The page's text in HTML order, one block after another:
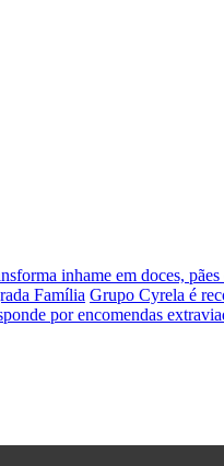
inhame em doces,
Família Grupo Cyrela é
por encomendas